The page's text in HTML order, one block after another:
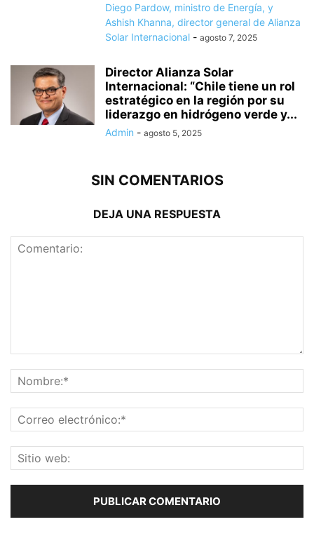
Diego Pardow, ministro de Energía, y
Ashish Khanna, director general de Alianza
Solar Internacional - agosto 7, 2025
Director Alianza Solar
Internacional: “Chile tiene un rol
estratégico en la región por su
liderazgo en hidrógeno verde y...
Admin - agosto 5, 2025
SIN COMENTARIOS
DEJA UNA RESPUESTA